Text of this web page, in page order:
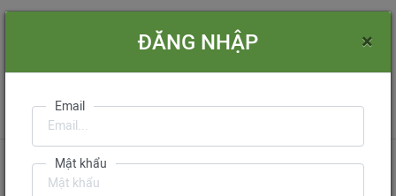
Dự án đầu tư
Information on
International Tendering
Gửi phản hồi
Liên hệ quảng cáo
Liên hệ đặt báo
ĐĂNG NHẬP ×
Email
Mật khẩu